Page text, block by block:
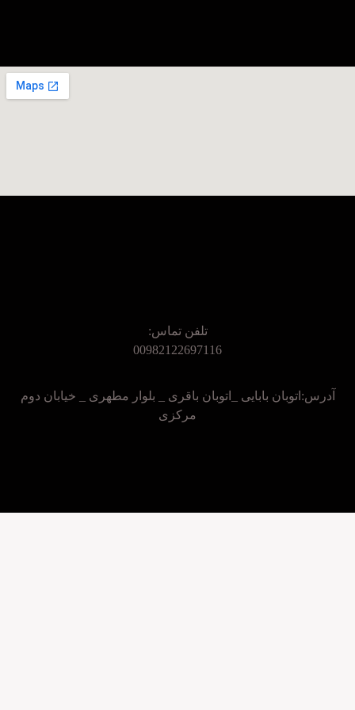
تلفن تماس:
00982122697116
بابایی _اتوبان باقری _ بلوار مطهری _ خیابان دوم